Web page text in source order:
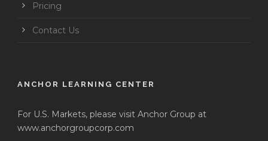
Pricing
Contact Us
ANCHOR LEARNING CENTER
For U.S. Markets, please visit Anchor Group at
www.anchorgroupcorp.com